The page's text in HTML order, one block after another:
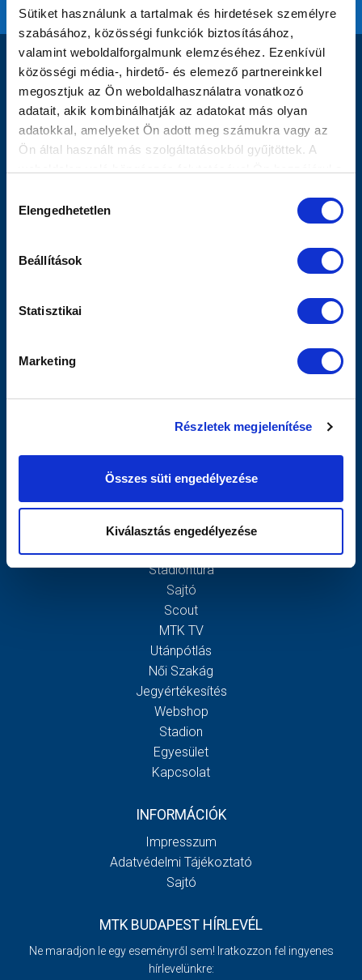
Sütiket használunk a tartalmak és hirdetések személyre
szabásához, közösségi funkciók biztosításához,
valamint weboldalforgalmunk elemzéséhez. Ezenkívül
közösségi média-, hirdető- és elemező partnereinkkel
megosztjuk az Ön weboldalhasználatra vonatkozó
adatait, akik kombinálhatják az adatokat más olyan
adatokkal, amelyeket Ön adott meg számukra vagy az
Ön által használt más szolgáltatásokból gyűjtöttek. A
kiválasztása
Elengedhetetlen
Beállítások
Statisztikai
Marketing
Részletek megjelenítése
Összes süti engedélyezése
Kiválasztás engedélyezése
DOKUMENTUMOK
MTK Budapest Zrt. - Független Könyvvizsgálói Jelentés
2020 - Kiegészítő Melléklet
2020 - Mérleg, Eredmény
MTK BUDAPEST ZRT._SFP_2021-2021_MLSZ
JÓVÁHAGYÓ HATÁROZAT
MTK Budapest Zrt. Beszámoló 2021
Múltidézés
Gedeon
Galéria
Meccsnapi Élmények
Szurkolói Kezdőrúgás
Stadiontúra
Sajtó
Scout
MTK TV
Utánpótlás
Női Szakág
Jegyértékesítés
Webshop
Stadion
Egyesület
Kapcsolat
INFORMÁCIÓK
Impresszum
Adatvédelmi Tájékoztató
Sajtó
MTK BUDAPEST HÍRLEVÉL
Ne maradjon le egy eseményről sem! Iratkozzon fel ingyenes
hírlevelünkre: